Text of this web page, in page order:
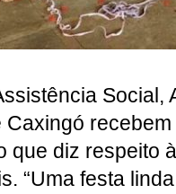
Social,
Caxingó
que diz respeito
“Uma festa